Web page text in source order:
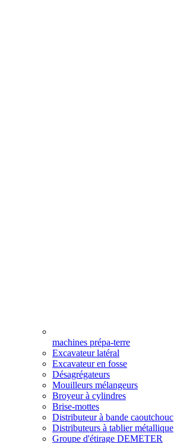
machines prépa-terre
Excavateur latéral
Excavateur en fosse
Désagrégateurs
Mouilleurs mélangeurs
Broyeur à cylindres
Brise-mottes
Distributeur à bande caoutchouc
Distributeurs à tablier métallique
Groupe d'étirage DEMETER